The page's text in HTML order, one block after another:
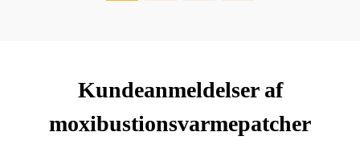
Kundeanmeldelser af
moxibustionsvarmepatcher